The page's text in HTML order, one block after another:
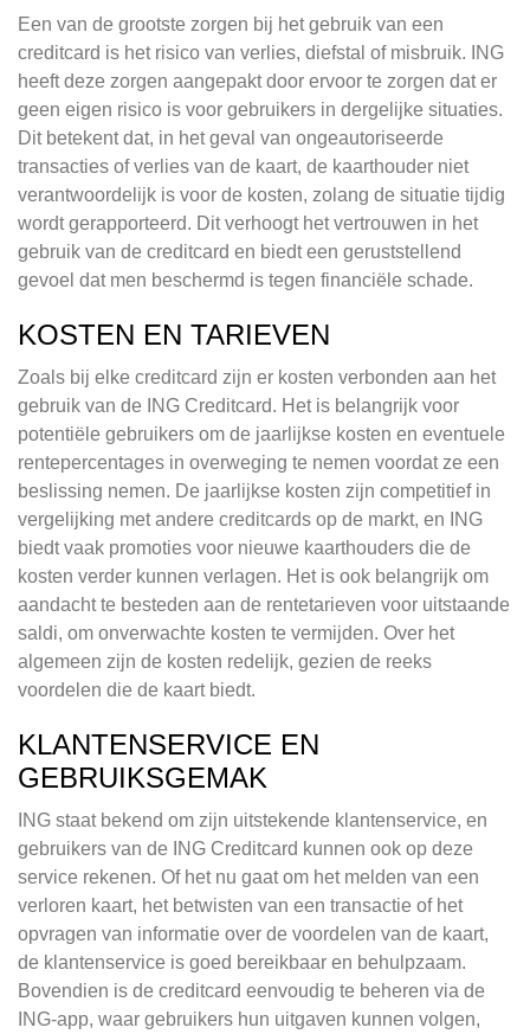
Een van de grootste zorgen bij het gebruik van een
creditcard is het risico van verlies, diefstal of misbruik. ING
heeft deze zorgen aangepakt door ervoor te zorgen dat er
geen eigen risico is voor gebruikers in dergelijke situaties.
Dit betekent dat, in het geval van ongeautoriseerde
transacties of verlies van de kaart, de kaarthouder niet
verantwoordelijk is voor de kosten, zolang de situatie tijdig
wordt gerapporteerd. Dit verhoogt het vertrouwen in het
gebruik van de creditcard en biedt een geruststellend
gevoel dat men beschermd is tegen financiële schade.
KOSTEN EN TARIEVEN
Zoals bij elke creditcard zijn er kosten verbonden aan het
gebruik van de ING Creditcard. Het is belangrijk voor
potentiële gebruikers om de jaarlijkse kosten en eventuele
rentepercentages in overweging te nemen voordat ze een
beslissing nemen. De jaarlijkse kosten zijn competitief in
vergelijking met andere creditcards op de markt, en ING
biedt vaak promoties voor nieuwe kaarthouders die de
kosten verder kunnen verlagen. Het is ook belangrijk om
aandacht te besteden aan de rentetarieven voor uitstaande
saldi, om onverwachte kosten te vermijden. Over het
algemeen zijn de kosten redelijk, gezien de reeks
voordelen die de kaart biedt.
KLANTENSERVICE EN
GEBRUIKSGEMAK
ING staat bekend om zijn uitstekende klantenservice, en
gebruikers van de ING Creditcard kunnen ook op deze
service rekenen. Of het nu gaat om het melden van een
verloren kaart, het betwisten van een transactie of het
opvragen van informatie over de voordelen van de kaart,
de klantenservice is goed bereikbaar en behulpzaam.
Bovendien is de creditcard eenvoudig te beheren via de
ING-app, waar gebruikers hun uitgaven kunnen volgen,